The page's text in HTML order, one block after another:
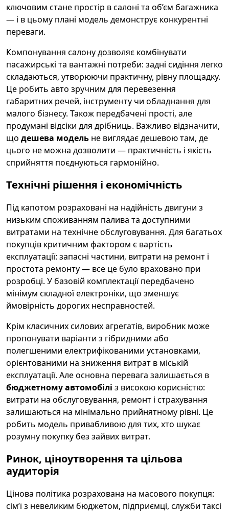
ключовим стане простір в салоні та об’єм багажника
— і в цьому плані модель демонструє конкурентні
переваги.
Компонування салону дозволяє комбінувати
пасажирські та вантажні потреби: задні сидіння легко
складаються, утворюючи практичну, рівну площадку.
Це робить авто зручним для перевезення
габаритних речей, інструменту чи обладнання для
малого бізнесу. Також передбачені прості, але
продумані відсіки для дрібниць. Важливо відзначити,
що дешева модель не виглядає дешевою там, де
цього не можна дозволити — практичність і якість
сприйняття поєднуються гармонійно.
Технічні рішення і економічність
Під капотом розраховані на надійність двигуни з
низьким споживанням палива та доступними
витратами на технічне обслуговування. Для багатьох
покупців критичним фактором є вартість
експлуатації: запасні частини, витрати на ремонт і
простота ремонту — все це було враховано при
розробці. У базовій комплектації передбачено
мінімум складної електроніки, що зменшує
ймовірність дорогих несправностей.
Крім класичних силових агрегатів, виробник може
пропонувати варіанти з гібридними або
полегшеними електрифікованими установками,
орієнтованими на зниження витрат в міській
експлуатації. Але основна перевага залишається в
бюджетному автомобілі з високою корисністю:
витрати на обслуговування, ремонт і страхування
залишаються на мінімально прийнятному рівні. Це
робить модель привабливою для тих, хто шукає
розумну покупку без зайвих витрат.
Ринок, ціноутворення та цільова
аудиторія
Цінова політика розрахована на масового покупця:
сім’ї з невеликим бюджетом, підприємці, служби таксі